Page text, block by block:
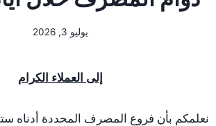
يوليو 3, 2026
إلى العملاء الكرام
نعلمكم بأن فروع المصرف المحددة أدناه